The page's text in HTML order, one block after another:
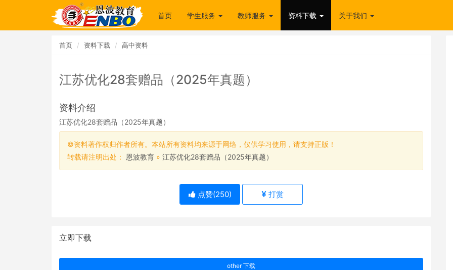
首页 学生服务 教师服务 资料下载 关于我们
首页 资料下载 高中资料
江苏优化28套赠品（2025年真题）
资料介绍
江苏优化28套赠品（2025年真题）
©资料著作权归作者所有。本站所有资料均来源于网络，仅供学习使用，请支持正版！
转载请注明出处： 恩波教育 » 江苏优化28套赠品（2025年真题）
点赞(250) 打赏
立即下载
other 下载